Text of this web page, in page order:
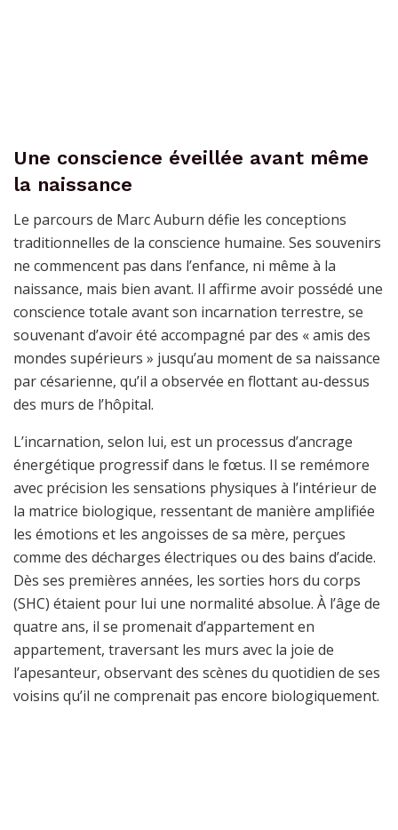
Une conscience éveillée avant même
la naissance
Le parcours de Marc Auburn défie les conceptions
traditionnelles de la conscience humaine. Ses souvenirs
ne commencent pas dans l’enfance, ni même à la
naissance, mais bien avant. Il affirme avoir possédé une
conscience totale avant son incarnation terrestre, se
souvenant d’avoir été accompagné par des « amis des
mondes supérieurs » jusqu’au moment de sa naissance
par césarienne, qu’il a observée en flottant au-dessus
des murs de l’hôpital.
L’incarnation, selon lui, est un processus d’ancrage
énergétique progressif dans le fœtus. Il se remémore
avec précision les sensations physiques à l’intérieur de
la matrice biologique, ressentant de manière amplifiée
les émotions et les angoisses de sa mère, perçues
comme des décharges électriques ou des bains d’acide.
Dès ses premières années, les sorties hors du corps
(SHC) étaient pour lui une normalité absolue. À l’âge de
quatre ans, il se promenait d’appartement en
appartement, traversant les murs avec la joie de
l’apesanteur, observant des scènes du quotidien de ses
voisins qu’il ne comprenait pas encore biologiquement.